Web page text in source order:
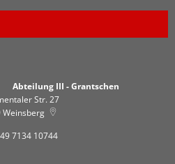
III - Grantschen
Str. 27
Weinsberg
7134 10744